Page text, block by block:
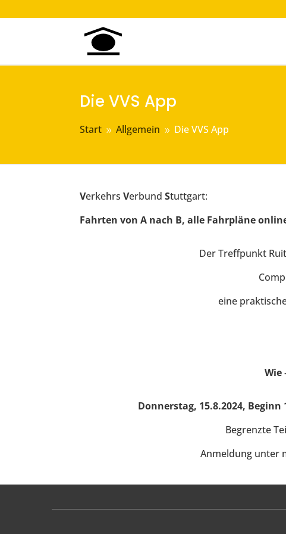
Die VVS App
Start 9 Allgemein 9 Die VVS App
VerkehrsVerbundStuttgart:
Fahrten von A nach B, alle Fahrpläne
Der Treffpunkt
eine
Wie
Donnerstag, 15.8.2024,
Begrenzte
Anmeldung unter